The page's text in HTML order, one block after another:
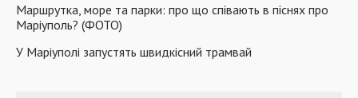
Маршрутка, море та парки: про що співають в піснях про
Маріуполь? (ФОТО)
У Маріуполі запустять швидкісний трамвай